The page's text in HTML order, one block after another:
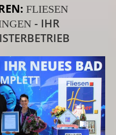
FLIESEN
- IHR